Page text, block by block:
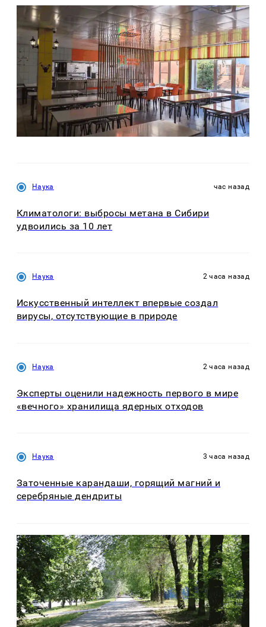
Наука час назад
Климатологи: выбросы метана в Сибири
удвоились за 10 лет
Наука 2 часа назад
Искусственный интеллект впервые создал
вирусы, отсутствующие в природе
Наука 2 часа назад
Эксперты оценили надежность первого в мире
«вечного» хранилища ядерных отходов
Наука 3 часа назад
Заточенные карандаши, горящий магний и
серебряные дендриты